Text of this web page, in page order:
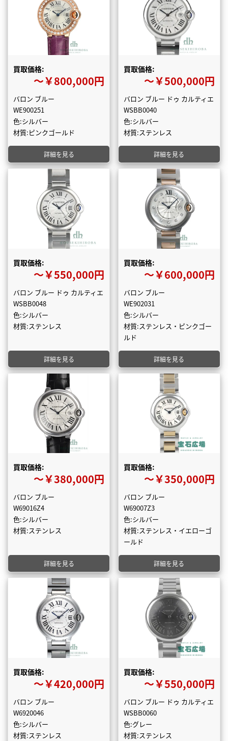
買取価格:
〜￥800,000円
バロン ブルー
WE900251
色:シルバー
材質:ピンクゴールド
詳細を見る
買取価格:
〜￥500,000円
バロン ブルー ドゥ カルティエ
WSBB0040
色:シルバー
材質:ステンレス
詳細を見る
買取価格:
〜￥550,000円
バロン ブルー ドゥ カルティエ
WSBB0048
色:シルバー
材質:ステンレス
詳細を見る
買取価格:
〜￥600,000円
バロン ブルー
WE902031
色:シルバー
材質:ステンレス・ピンクゴー
ルド
詳細を見る
買取価格:
〜￥380,000円
バロン ブルー
W69016Z4
色:シルバー
材質:ステンレス
詳細を見る
買取価格:
〜￥350,000円
バロン ブルー
W69007Z3
色:シルバー
材質:ステンレス・イエローゴ
ールド
詳細を見る
買取価格:
〜￥420,000円
バロン ブルー
W6920046
色:シルバー
材質:ステンレス
買取価格:
〜￥550,000円
バロン ブルー ドゥ カルティエ
WSBB0060
色:グレー
材質:ステンレス